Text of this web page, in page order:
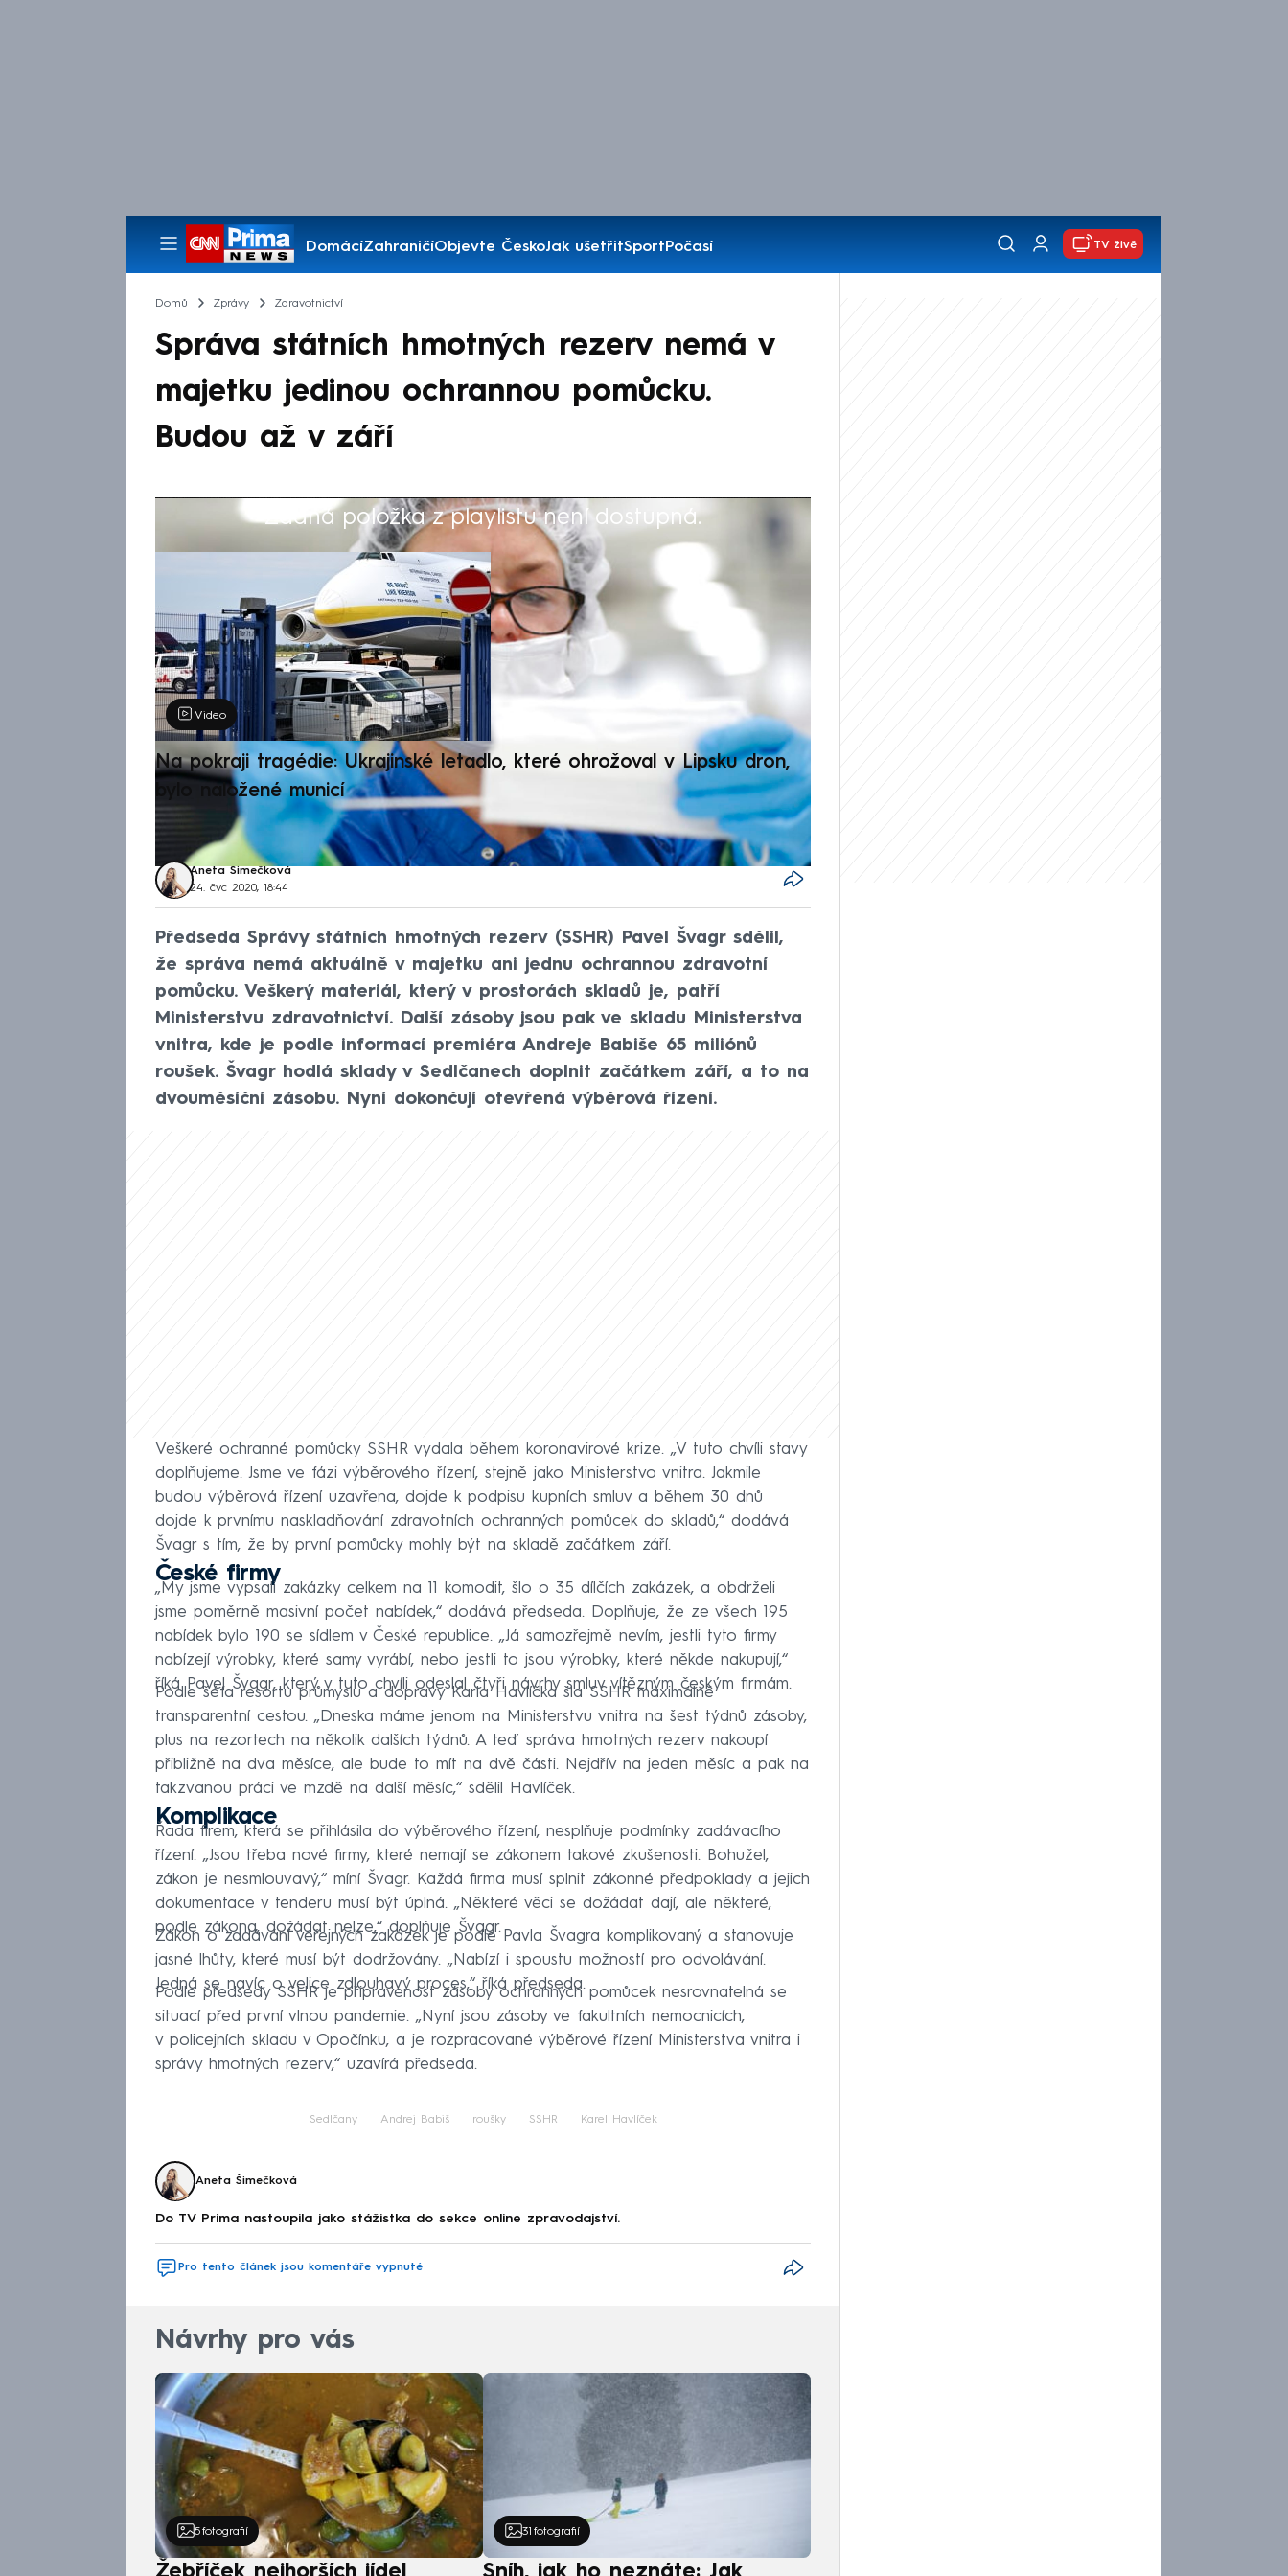
DomácíZahraničíObjevte ČeskoJak ušetřitSportPočasí
Pořady
TV živě
Domů Zprávy Zdravotnictví
Správa státních hmotných rezerv nemá v
majetku jedinou ochrannou pomůcku.
Budou až v září
Žádná položka z playlistu není dostupná.
Výběr redakce
Video
Na pokraji tragédie: Ukrajinské letadlo, které ohrožoval v Lipsku dron,
bylo naložené municí
Aneta Šimečková
24. čvc 2020, 18:44
Předseda Správy státních hmotných rezerv (SSHR) Pavel Švagr sdělil,
že správa nemá aktuálně v majetku ani jednu ochrannou zdravotní
pomůcku. Veškerý materiál, který v prostorách skladů je, patří
Ministerstvu zdravotnictví. Další zásoby jsou pak ve skladu Ministerstva
vnitra, kde je podle informací premiéra Andreje Babiše 65 miliónů
roušek. Švagr hodlá sklady v Sedlčanech doplnit začátkem září, a to na
dvouměsíční zásobu. Nyní dokončují otevřená výběrová řízení.
Veškeré ochranné pomůcky SSHR vydala během koronavirové krize. „V tuto chvíli stavy
doplňujeme. Jsme ve fázi výběrového řízení, stejně jako Ministerstvo vnitra. Jakmile
budou výběrová řízení uzavřena, dojde k podpisu kupních smluv a během 30 dnů
dojde k prvnímu naskladňování zdravotních ochranných pomůcek do skladů,“ dodává
Švagr s tím, že by první pomůcky mohly být na skladě začátkem září.
České firmy
„My jsme vypsali zakázky celkem na 11 komodit, šlo o 35 dílčích zakázek, a obdrželi
jsme poměrně masivní počet nabídek,“ dodává předseda. Doplňuje, že ze všech 195
nabídek bylo 190 se sídlem v České republice. „Já samozřejmě nevím, jestli tyto firmy
nabízejí výrobky, které samy vyrábí, nebo jestli to jsou výrobky, které někde nakupují,“
říká Pavel Švagr, který v tuto chvíli odeslal čtyři návrhy smluv vítězným českým firmám.
Podle šéfa resortu průmyslu a dopravy Karla Havlíčka šla SSHR maximálně
transparentní cestou. „Dneska máme jenom na Ministerstvu vnitra na šest týdnů zásoby,
plus na rezortech na několik dalších týdnů. A teď správa hmotných rezerv nakoupí
přibližně na dva měsíce, ale bude to mít na dvě části. Nejdřív na jeden měsíc a pak na
takzvanou práci ve mzdě na další měsíc,“ sdělil Havlíček.
Komplikace
Řada firem, která se přihlásila do výběrového řízení, nesplňuje podmínky zadávacího
řízení. „Jsou třeba nové firmy, které nemají se zákonem takové zkušenosti. Bohužel,
zákon je nesmlouvavý,“ míní Švagr. Každá firma musí splnit zákonné předpoklady a jejich
dokumentace v tenderu musí být úplná. „Některé věci se dožádat dají, ale některé,
podle zákona, dožádat nelze,“ doplňuje Švagr.
Zákon o zadávání veřejných zakázek je podle Pavla Švagra komplikovaný a stanovuje
jasné lhůty, které musí být dodržovány. „Nabízí i spoustu možností pro odvolávání.
Jedná se navíc o velice zdlouhavý proces,“ říká předseda.
Podle předsedy SSHR je připravenost zásoby ochranných pomůcek nesrovnatelná se
situací před první vlnou pandemie. „Nyní jsou zásoby ve fakultních nemocnicích,
v policejních skladu v Opočínku, a je rozpracované výběrové řízení Ministerstva vnitra i
správy hmotných rezerv,“ uzavírá předseda.
Sedlčany Andrej Babiš roušky SSHR Karel Havlíček
Aneta Šimečková
Do TV Prima nastoupila jako stážistka do sekce online zpravodajství.
Pro tento článek jsou komentáře vypnuté
Návrhy pro vás
5 fotografií 31 fotografií